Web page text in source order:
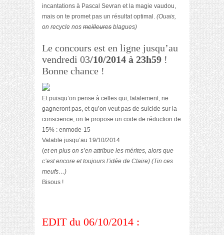
incantations à Pascal Sevran et la magie vaudou,
mais on te promet pas un résultat optimal. (Ouais,
on recycle nos meilleures blagues)
Le concours est en ligne jusqu’au
vendredi 03/10/2014 à 23h59 !
Bonne chance !
Et puisqu’on pense à celles qui, fatalement, ne
gagneront pas, et qu’on veut pas de suicide sur la
conscience, on te propose un code de réduction de
15% : enmode-15
Valable jusqu’au 19/10/2014
(et en plus on s’en attribue les mérites, alors que
c’est encore et toujours l’idée de Claire) (Tin ces
meufs…)
Bisous !
EDIT du 06/10/2014 :